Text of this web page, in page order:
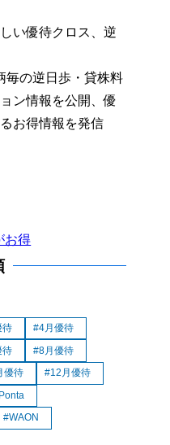
い優待クロス、逆
毎の逆日歩・貸株料
ン情報を公開、優
お得情報を発信
お得
待
4月優待
待
8月優待
優待
12月優待
Ponta
WAON